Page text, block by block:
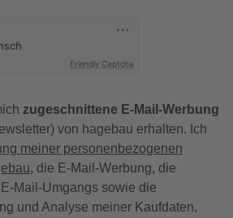
Friendly Captcha
zugeschnittene E-Mail-Werbung
von hagebau erhalten. Ich
meiner personenbezogenen
, die E-Mail-Werbung, die
Mail-Umgangs sowie die
und Analyse meiner Kaufdaten,